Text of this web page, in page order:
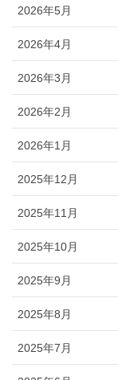
2026年5月
2026年4月
2026年3月
2026年2月
2026年1月
2025年12月
2025年11月
2025年10月
2025年9月
2025年8月
2025年7月